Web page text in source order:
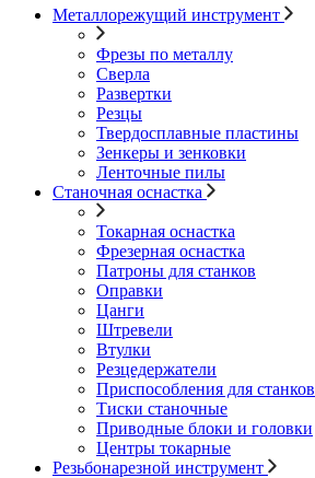
Металлорежущий инструмент
Фрезы по металлу
Сверла
Развертки
Резцы
Твердосплавные пластины
Зенкеры и зенковки
Ленточные пилы
Станочная оснастка
Токарная оснастка
Фрезерная оснастка
Патроны для станков
Оправки
Цанги
Штревели
Втулки
Резцедержатели
Приспособления для станков
Тиски станочные
Приводные блоки и головки
Центры токарные
Резьбонарезной инструмент